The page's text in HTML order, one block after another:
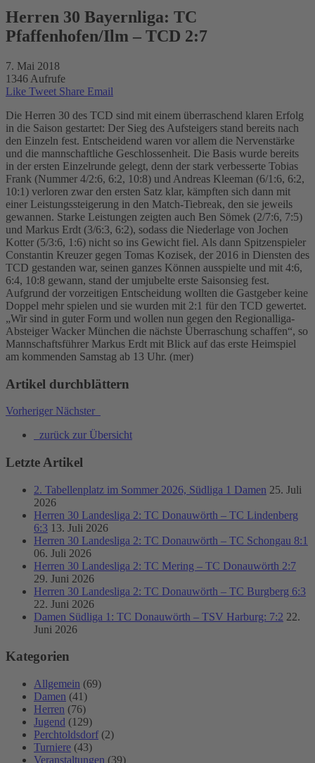
Herren 30 Bayernliga: TC
Pfaffenhofen/Ilm – TCD 2:7
7. Mai 2018
1346 Aufrufe
Like Tweet Share Email
Die Herren 30 des TCD sind mit einem überraschend klaren Erfolg
in die Saison gestartet: Der Sieg des Aufsteigers stand bereits nach
den Einzeln fest. Entscheidend waren vor allem die Nervenstärke
und die mannschaftliche Geschlossenheit. Die Basis wurde bereits
in der ersten Einzelrunde gelegt, denn der stark verbesserte Tobias
Frank (Nummer 4/2:6, 6:2, 10:8) und Andreas Kleeman (6/1:6, 6:2,
10:1) verloren zwar den ersten Satz klar, kämpften sich dann mit
einer Leistungssteigerung in den Match-Tiebreak, den sie jeweils
gewannen. Starke Leistungen zeigten auch Ben Sömek (2/7:6, 7:5)
und Markus Erdt (3/6:3, 6:2), sodass die Niederlage von Jochen
Kotter (5/3:6, 1:6) nicht so ins Gewicht fiel. Als dann Spitzenspieler
Constantin Kreuzer gegen Tomas Kozisek, der 2016 in Diensten des
TCD gestanden war, seinen ganzes Können ausspielte und mit 4:6,
6:4, 10:8 gewann, stand der umjubelte erste Saisonsieg fest.
Aufgrund der vorzeitigen Entscheidung wollten die Gastgeber keine
Doppel mehr spielen und sie wurden mit 2:1 für den TCD gewertet.
„Wir sind in guter Form und wollen nun gegen den Regionalliga-
Absteiger Wacker München die nächste Überraschung schaffen“, so
Mannschaftsführer Markus Erdt mit Blick auf das erste Heimspiel
am kommenden Samstag ab 13 Uhr. (mer)
Artikel durchblättern
Vorheriger Nächster
zurück zur Übersicht
Letzte Artikel
2. Tabellenplatz im Sommer 2026, Südliga 1 Damen 25. Juli
2026
Herren 30 Landesliga 2: TC Donauwörth – TC Lindenberg
6:3 13. Juli 2026
Herren 30 Landesliga 2: TC Donauwörth – TC Schongau 8:1
06. Juli 2026
Herren 30 Landesliga 2: TC Mering – TC Donauwörth 2:7
29. Juni 2026
Herren 30 Landesliga 2: TC Donauwörth – TC Burgberg 6:3
22. Juni 2026
Damen Südliga 1: TC Donauwörth – TSV Harburg: 7:2 22.
Juni 2026
Kategorien
Allgemein (69)
Damen (41)
Herren (76)
Jugend (129)
Perchtoldsdorf (2)
Turniere (43)
Veranstaltungen (39)